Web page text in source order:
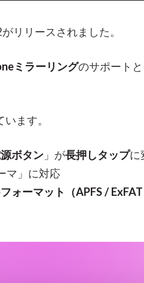
リリースされました。
ミラーリングのサポート
ます。
ボタン」が長押しタップに
マ」に対応
フォーマット（APFS / ExFAT